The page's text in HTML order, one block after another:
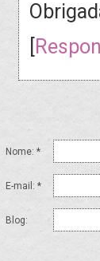
[
Nome: *
E-mail: *
Blog: